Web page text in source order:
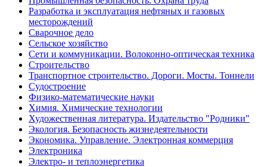
Разработка и эксплуатация нефтяных и газовых
месторождений
Сварочное дело
Сельское хозяйство
Сети и коммуникации. Волоконно-оптическая техника
Строительство
Транспортное строительство. Дороги. Мосты. Тоннели
Судостроение
Физико-математические науки
Химия. Химические технологии
Художественная литература. Издательство "Родники"
Экология. Безопасность жизнедеятельности
Экономика. Управление. Электронная коммерция
Электроника
Электро- и теплоэнергетика